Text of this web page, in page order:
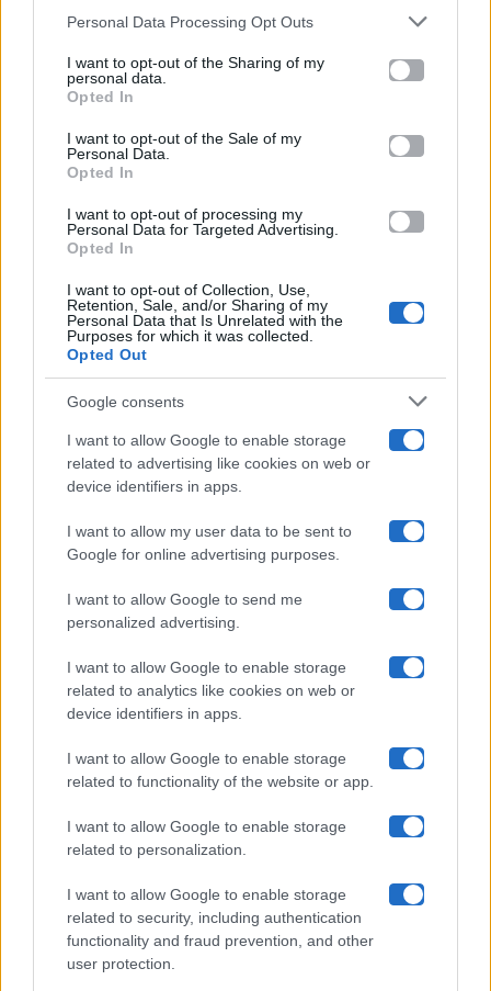
This information may also be disclosed by us to third parties
disclose it to other third parties.
Please note that this website/app uses one or more Google
services and may gather and store information including but
not limited to your visit or usage behaviour. You may click to
grant or deny consent to Google and its third-party tags to
consent section.
Personal Data Processing Opt Outs
I want to opt-out of the Sharing of my
personal data.
Opted In
I want to opt-out of the Sale of my
Personal Data.
Opted In
I want to opt-out of processing my
Personal Data for Targeted Advertising.
Opted In
I want to opt-out of Collection, Use,
Retention, Sale, and/or Sharing of my
Personal Data that Is Unrelated with the
Purposes for which it was collected.
Opted Out
Google consents
I want to allow Google to enable storage
related to advertising like cookies on web or
device identifiers in apps.
I want to allow my user data to be sent to
Google for online advertising purposes.
I want to allow Google to send me
personalized advertising.
I want to allow Google to enable storage
related to analytics like cookies on web or
device identifiers in apps.
I want to allow Google to enable storage
related to functionality of the website or app.
I want to allow Google to enable storage
related to personalization.
I want to allow Google to enable storage
related to security, including authentication
functionality and fraud prevention, and other
user protection.
Gossip
Televisione
Programmi TV
Amici
Ballando Con Le Stelle
Grande Fratello
Isola Dei Famosi
Uomini E Donne
Maste S.r.l.
Chi siamo
Collabora con noi
Contatti
Privacy Policy
Cookie Policy